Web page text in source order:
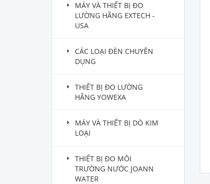
MÁY VÀ THIẾT BỊ ĐO
LƯỜNG HÃNG EXTECH -
USA
CÁC LOẠI ĐÈN CHUYÊN
DỤNG
THIẾT BỊ ĐO LƯỜNG
HÃNG YOWEXA
MÁY VÀ THIẾT BỊ DÒ KIM
LOẠI
THIẾT BỊ ĐO MÔI
TRƯỜNG NƯỚC JOANN
WATER